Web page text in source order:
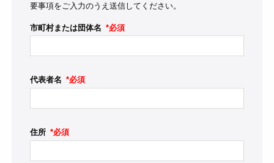
要事項をご入力のうえ送信してください。
市町村または団体名 *必須
代表者名 *必須
住所 *必須